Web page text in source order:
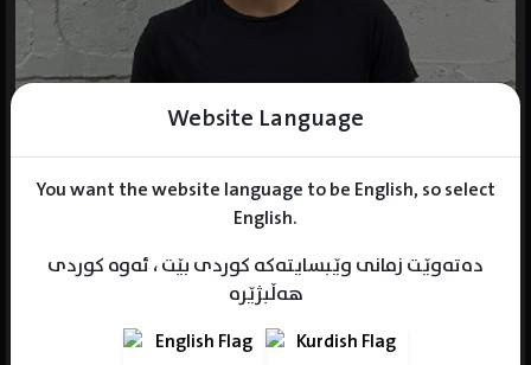
Website Language
You want the website language to be English, so select
English.
دەتەوێت زمانی وێبسایتەکە کوردی بێت ، ئەوە کوردی
هەڵبژێرە
Gender : male